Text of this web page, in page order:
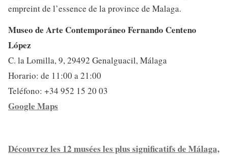
empreint de l’essence de la province de Malaga.
Museo de Arte Contemporáneo Fernando Centeno
López
C. la Lomilla, 9, 29492 Genalguacil, Málaga
Horario: de 11:00 a 21:00
Teléfono: +34 952 15 20 03
Google Maps
Découvrez les 12 musées les plus significatifs de Málaga,